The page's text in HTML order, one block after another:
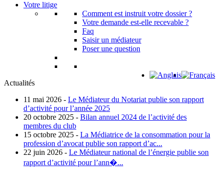
Votre litige
Comment est instruit votre dossier ?
Votre demande est-elle recevable ?
Faq
Saisir un médiateur
Poser une question
Actualités
11 mai 2026 - Le Médiateur du Notariat publie son rapport
d’activité pour l’année 2025
20 octobre 2025 - Bilan annuel 2024 de l’activité des
membres du club
15 octobre 2025 - La Médiatrice de la consommation pour la
profession d’avocat publie son rapport d’ac...
22 juin 2026 - Le Médiateur national de l’énergie publie son
rapport d’activité pour l’ann�...